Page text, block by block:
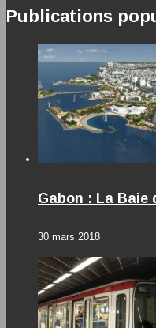
Publications
Gabon : La Baie
30 mars 2018